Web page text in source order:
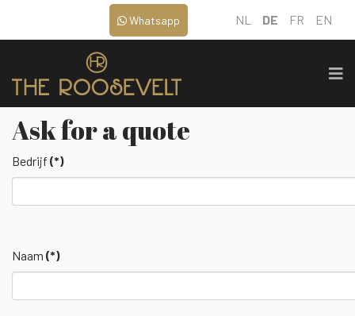
NL DE FR EN
Whatsapp
Ask for a quote
Bedrijf (*)
Naam (*)